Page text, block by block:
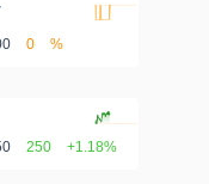
0 %
250 +1.18%